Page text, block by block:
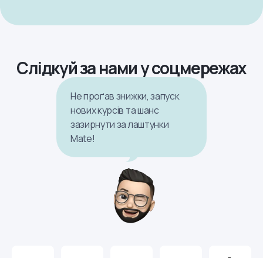
Слідкуй за нами у соцмережах
Не проґав знижки, запуск
нових курсів та шанс
зазирнути за лаштунки
Mate!